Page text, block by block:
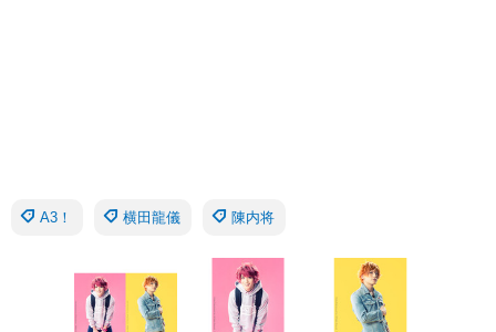
A3！ 横田龍儀 陳内将